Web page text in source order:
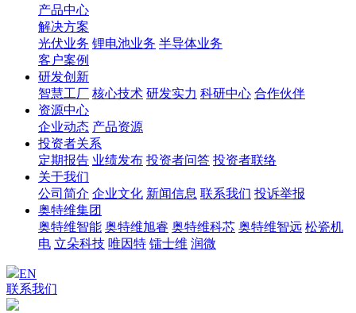
产品中心
解决方案
光伏业务 锂电池业务 半导体业务
客户案例
研发创新
智慧工厂 核心技术 研发实力 科研中心 合作伙伴
资源中心
企业动态 产品资源
投资者关系
定期报告 业绩发布 投资者问答 投资者联络
关于我们
公司简介 企业文化 新闻信息 联系我们 投诉举报
奥特维集团
奥特维智能 奥特维旭睿 奥特维科芯 奥特维智远 松瓷机
电 立朵科技 唯因特 镭士维 润微
EN
联系我们